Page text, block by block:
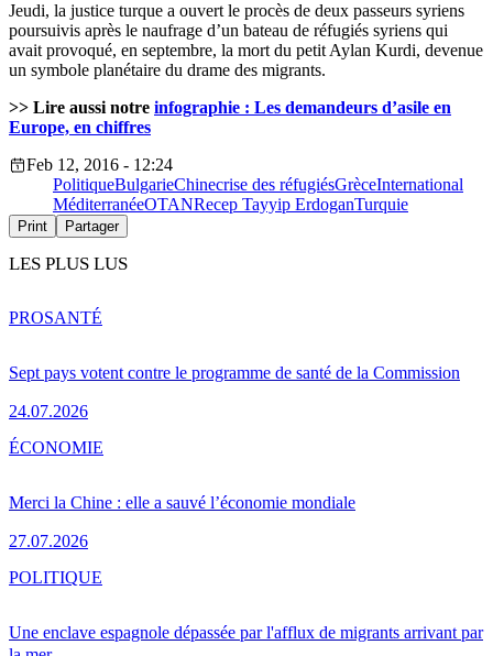
Jeudi, la justice turque a ouvert le procès de deux passeurs syriens
poursuivis après le naufrage d’un bateau de réfugiés syriens qui
avait provoqué, en septembre, la mort du petit Aylan Kurdi, devenue
un symbole planétaire du drame des migrants.
>> Lire aussi notre infographie : Les demandeurs d’asile en
Europe, en chiffres
Feb 12, 2016 - 12:24
PolitiqueBulgarieChinecrise des réfugiésGrèceInternational
MéditerranéeOTANRecep Tayyip ErdoganTurquie
Print Partager
LES PLUS LUS
Sept pays votent contre le programme de santé de la Commission
24.07.2026
PROSANTÉ
Merci la Chine : elle a sauvé l’économie mondiale
27.07.2026
ÉCONOMIE
Une enclave espagnole dépassée par l'afflux de migrants arrivant par
POLITIQUE